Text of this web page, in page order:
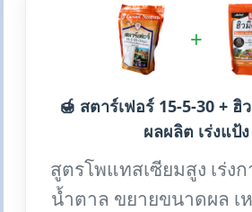
+
🍯 สตาร์เฟอร์ 15-5-30 + ฮิ
ผลผลิต เร่งแป้ง
สูตรโพแทสเซียมสูง เร่ง
น้ำตาล ขยายขนาดผล เ